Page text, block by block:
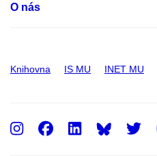
O nás
Knihovna IS MU INET MU
Instagram
Facebook